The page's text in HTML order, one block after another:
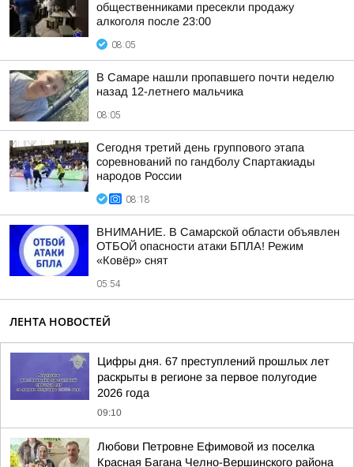
общественниками пресекли продажу
алкоголя после 23:00
08:05
В Самаре нашли пропавшего почти неделю
назад 12-летнего мальчика
08:05
Сегодня третий день группового этапа
соревнований по гандболу Спартакиады
народов России
08:18
ВНИМАНИЕ. В Самарской области объявлен
ОТБОЙ опасности атаки БПЛА! Режим
«Ковёр» снят
05:54
ЛЕНТА НОВОСТЕЙ
Цифры дня. 67 преступлений прошлых лет
раскрыты в регионе за первое полугодие
2026 года
09:10
Любови Петровне Ефимовой из поселка
Красная Багана Челно-Вершинского района